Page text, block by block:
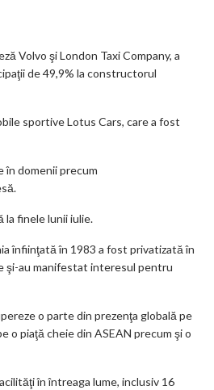
Volvo şi London Taxi Company, a
de 49,9% la constructorul
sportive Lotus Cars, care a fost
în domenii precum
la finele lunii iulie.
înfiinţată în 1983 a fost privatizată în
şi-au manifestat interesul pentru
o parte din prezenţa globală pe
o piaţă cheie din ASEAN precum şi o
în întreaga lume, inclusiv 16